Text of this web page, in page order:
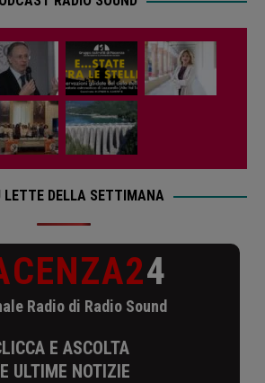
LETTE DELLA SETTIMANA
4
Radio di Radio Sound
E ASCOLTA
ULTIME NOTIZIE